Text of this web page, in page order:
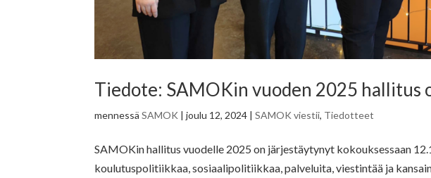
Tiedote: SAMOKin vuoden 2025 hallitus
mennessäSAMOK |joulu 12, 2024 |SAMOK viestii, Tiedotteet
SAMOKin hallitus vuodelle 2025 on järjestäytynyt kokouksessaan
koulutuspolitiikkaa, sosiaalipolitiikkaa, palveluita, viestintää ja